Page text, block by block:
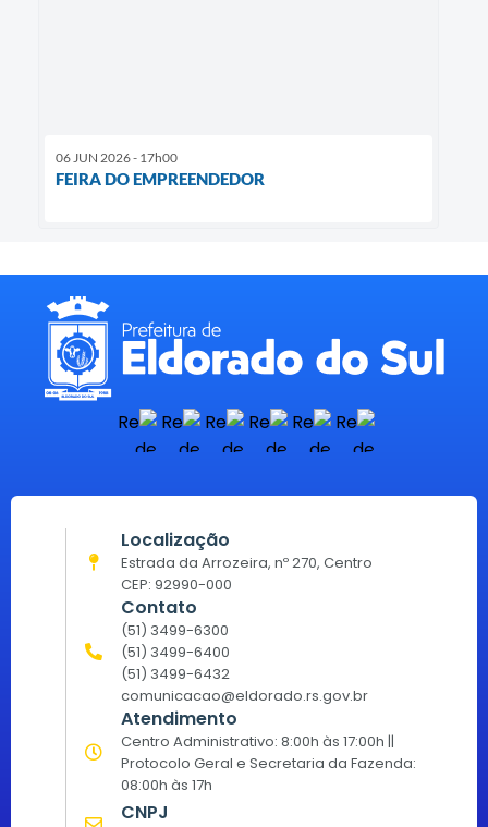
06 JUN 2026 - 17h00
FEIRA DO EMPREENDEDOR
Localização
Estrada da Arrozeira, nº 270, Centro
CEP: 92990-000
Contato
(51) 3499-6300
(51) 3499-6400
(51) 3499-6432
comunicacao@eldorado.rs.gov.br
Atendimento
Centro Administrativo: 8:00h às 17:00h ||
Protocolo Geral e Secretaria da Fazenda:
08:00h às 17h
CNPJ